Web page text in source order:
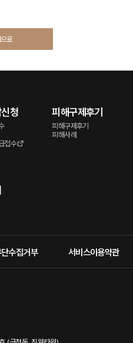
로
청
접수
피해구제후기
피해구제후기
피해사례
수집거부 서비스이용약관